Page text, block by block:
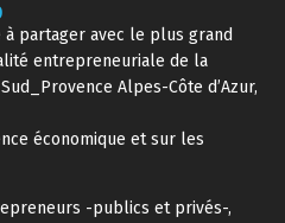
partager avec le plus grand
entrepreneuriale de la
Alpes-Côte d’Azur,
économique et sur les
-publics et privés-,